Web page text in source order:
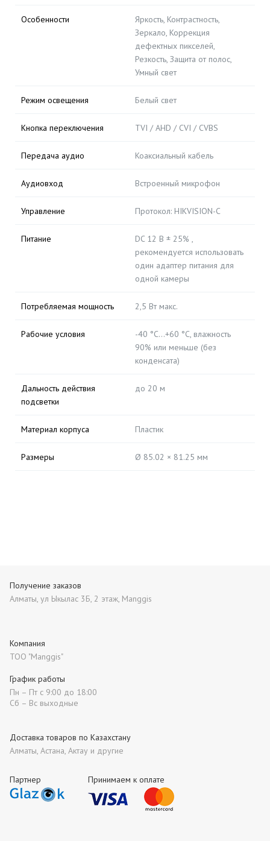
Особенности
Яркость, Контрастность,
Зеркало, Коррекция
дефектных пикселей,
Резкость, Защита от полос,
Умный свет
Режим освещения Белый свет
Кнопка переключения TVI / AHD / CVI / CVBS
Передача аудио Коаксиальный кабель
Аудиовход Встроенный микрофон
Управление Протокол: HIKVISION-C
Питание
DC 12 В ± 25% ,
рекомендуется использовать
один адаптер питания для
одной камеры
Потребляемая мощность 2,5 Вт макс.
Рабочие условия
-40 °C…+60 °C, влажность
90% или меньше (без
конденсата)
Дальность действия
подсветки
до 20 м
Материал корпуса Пластик
Размеры Ø 85.02 × 81.25 мм
Партнер Принимаем к оплате
Получение заказов
Алматы, ул Ыкылас 3Б, 2 этаж, Manggis
Компания
ТОО "Manggis"
Доставка товаров по Казахстану
Алматы, Астана, Актау и другие
График работы
Пн – Пт с 9:00 до 18:00
Сб – Вс выходные